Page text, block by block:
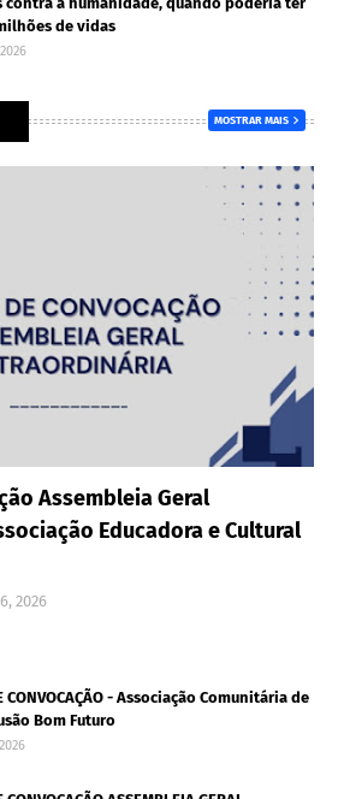
de vidas
MOSTRAR MAIS
Assembleia Geral
Educadora e Cultural
2026
CONVOCAÇÃO - Associação Comunitária de
Bom Futuro